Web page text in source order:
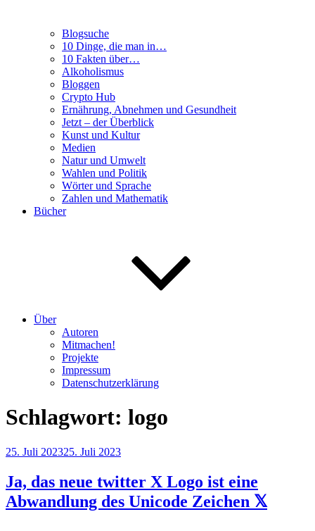
Blogsuche
10 Dinge, die man in…
10 Fakten über…
Alkoholismus
Bloggen
Crypto Hub
Ernährung, Abnehmen und Gesundheit
Jetzt – der Überblick
Kunst und Kultur
Medien
Natur und Umwelt
Wahlen und Politik
Wörter und Sprache
Zahlen und Mathematik
Bücher
Über
Autoren
Mitmachen!
Projekte
Impressum
Datenschutzerklärung
Schlagwort: logo
Veröffentlicht
25. Juli 202325. Juli 2023
Ja, das neue twitter X Logo ist eine
Abwandlung des Unicode Zeichen 𝕏